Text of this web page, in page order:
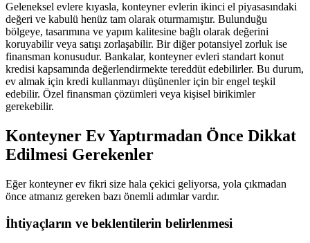
Geleneksel evlere kıyasla, konteyner evlerin ikinci el piyasasındaki
değeri ve kabulü henüz tam olarak oturmamıştır. Bulunduğu
bölgeye, tasarımına ve yapım kalitesine bağlı olarak değerini
koruyabilir veya satışı zorlaşabilir. Bir diğer potansiyel zorluk ise
finansman konusudur. Bankalar, konteyner evleri standart konut
kredisi kapsamında değerlendirmekte tereddüt edebilirler. Bu durum,
ev almak için kredi kullanmayı düşünenler için bir engel teşkil
edebilir. Özel finansman çözümleri veya kişisel birikimler
gerekebilir.
Konteyner Ev Yaptırmadan Önce Dikkat
Edilmesi Gerekenler
Eğer konteyner ev fikri size hala çekici geliyorsa, yola çıkmadan
önce atmanız gereken bazı önemli adımlar vardır.
İhtiyaçların ve beklentilerin belirlenmesi